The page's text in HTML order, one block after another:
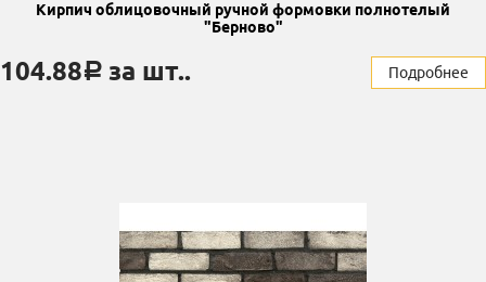
Кирпич облицовочный ручной формовки полнотелый
"Берново"
104.88a за шт.. Подробнее